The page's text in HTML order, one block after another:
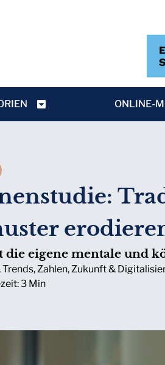
ONLINE-
die eigene mentale und
,Trends, Zahlen, Zukunft &
3 Min